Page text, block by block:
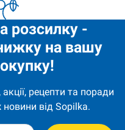
розсилку -
на вашу
рецепти та поради
від Sopilka.